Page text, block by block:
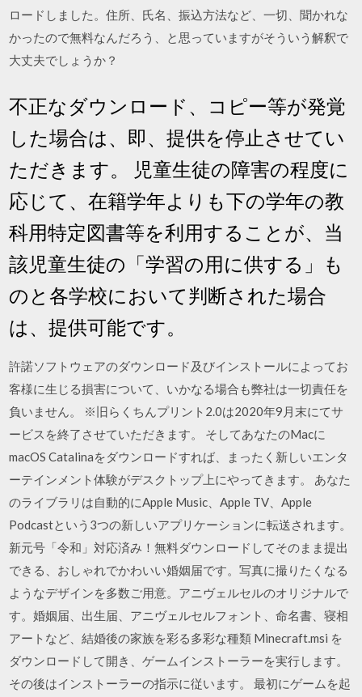
ロードしました。住所、氏名、振込方法など、一切、聞かれな
かったので無料なんだろう、と思っていますがそういう解釈で
大丈夫でしょうか？
不正なダウンロード、コピー等が発覚
した場合は、即、提供を停止させてい
ただきます。 児童生徒の障害の程度に
応じて、在籍学年よりも下の学年の教
科用特定図書等を利用することが、当
該児童生徒の「学習の用に供する」も
のと各学校において判断された場合
は、提供可能です。
許諾ソフトウェアのダウンロード及びインストールによってお
客様に生じる損害について、いかなる場合も弊社は一切責任を
負いません。 ※旧らくちんプリント2.0は2020年9月末にてサ
ービスを終了させていただきます。 そしてあなたのMacに
macOS Catalinaをダウンロードすれば、まったく新しいエンタ
ーテインメント体験がデスクトップ上にやってきます。 あなた
のライブラリは自動的にApple Music、Apple TV、Apple
Podcastという3つの新しいアプリケーションに転送されます。
新元号「令和」対応済み！無料ダウンロードしてそのまま提出
できる、おしゃれでかわいい婚姻届です。写真に撮りたくなる
ようなデザインを多数ご用意。アニヴェルセルのオリジナルで
す。婚姻届、出生届、アニヴェルセルフォント、命名書、寝相
アートなど、結婚後の家族を彩る多彩な種類 Minecraft.msi を
ダウンロードして開き、ゲームインストーラーを実行します。
その後はインストーラーの指示に従います。 最初にゲームを起